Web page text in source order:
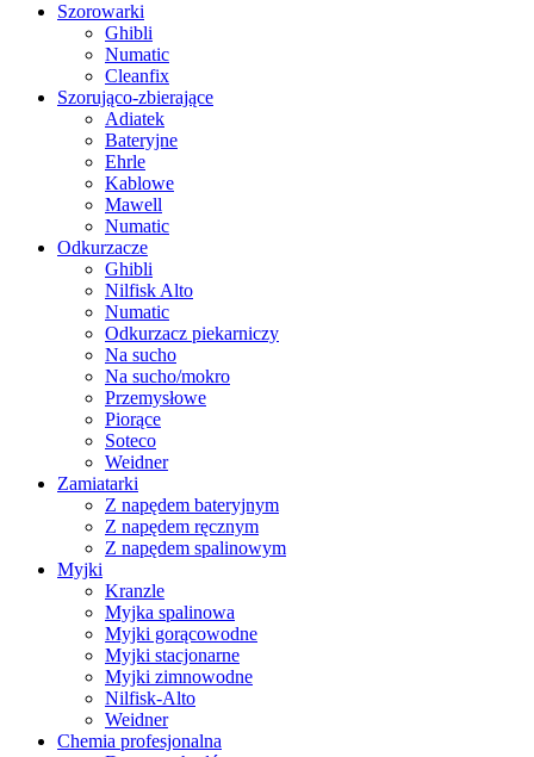
Szorowarki
Ghibli
Numatic
Cleanfix
Szorująco-zbierające
Adiatek
Bateryjne
Ehrle
Kablowe
Mawell
Numatic
Odkurzacze
Ghibli
Nilfisk Alto
Numatic
Odkurzacz piekarniczy
Na sucho
Na sucho/mokro
Przemysłowe
Piorące
Soteco
Weidner
Zamiatarki
Z napędem bateryjnym
Z napędem ręcznym
Z napędem spalinowym
Myjki
Kranzle
Myjka spalinowa
Myjki gorącowodne
Myjki stacjonarne
Myjki zimnowodne
Nilfisk-Alto
Weidner
Chemia profesjonalna